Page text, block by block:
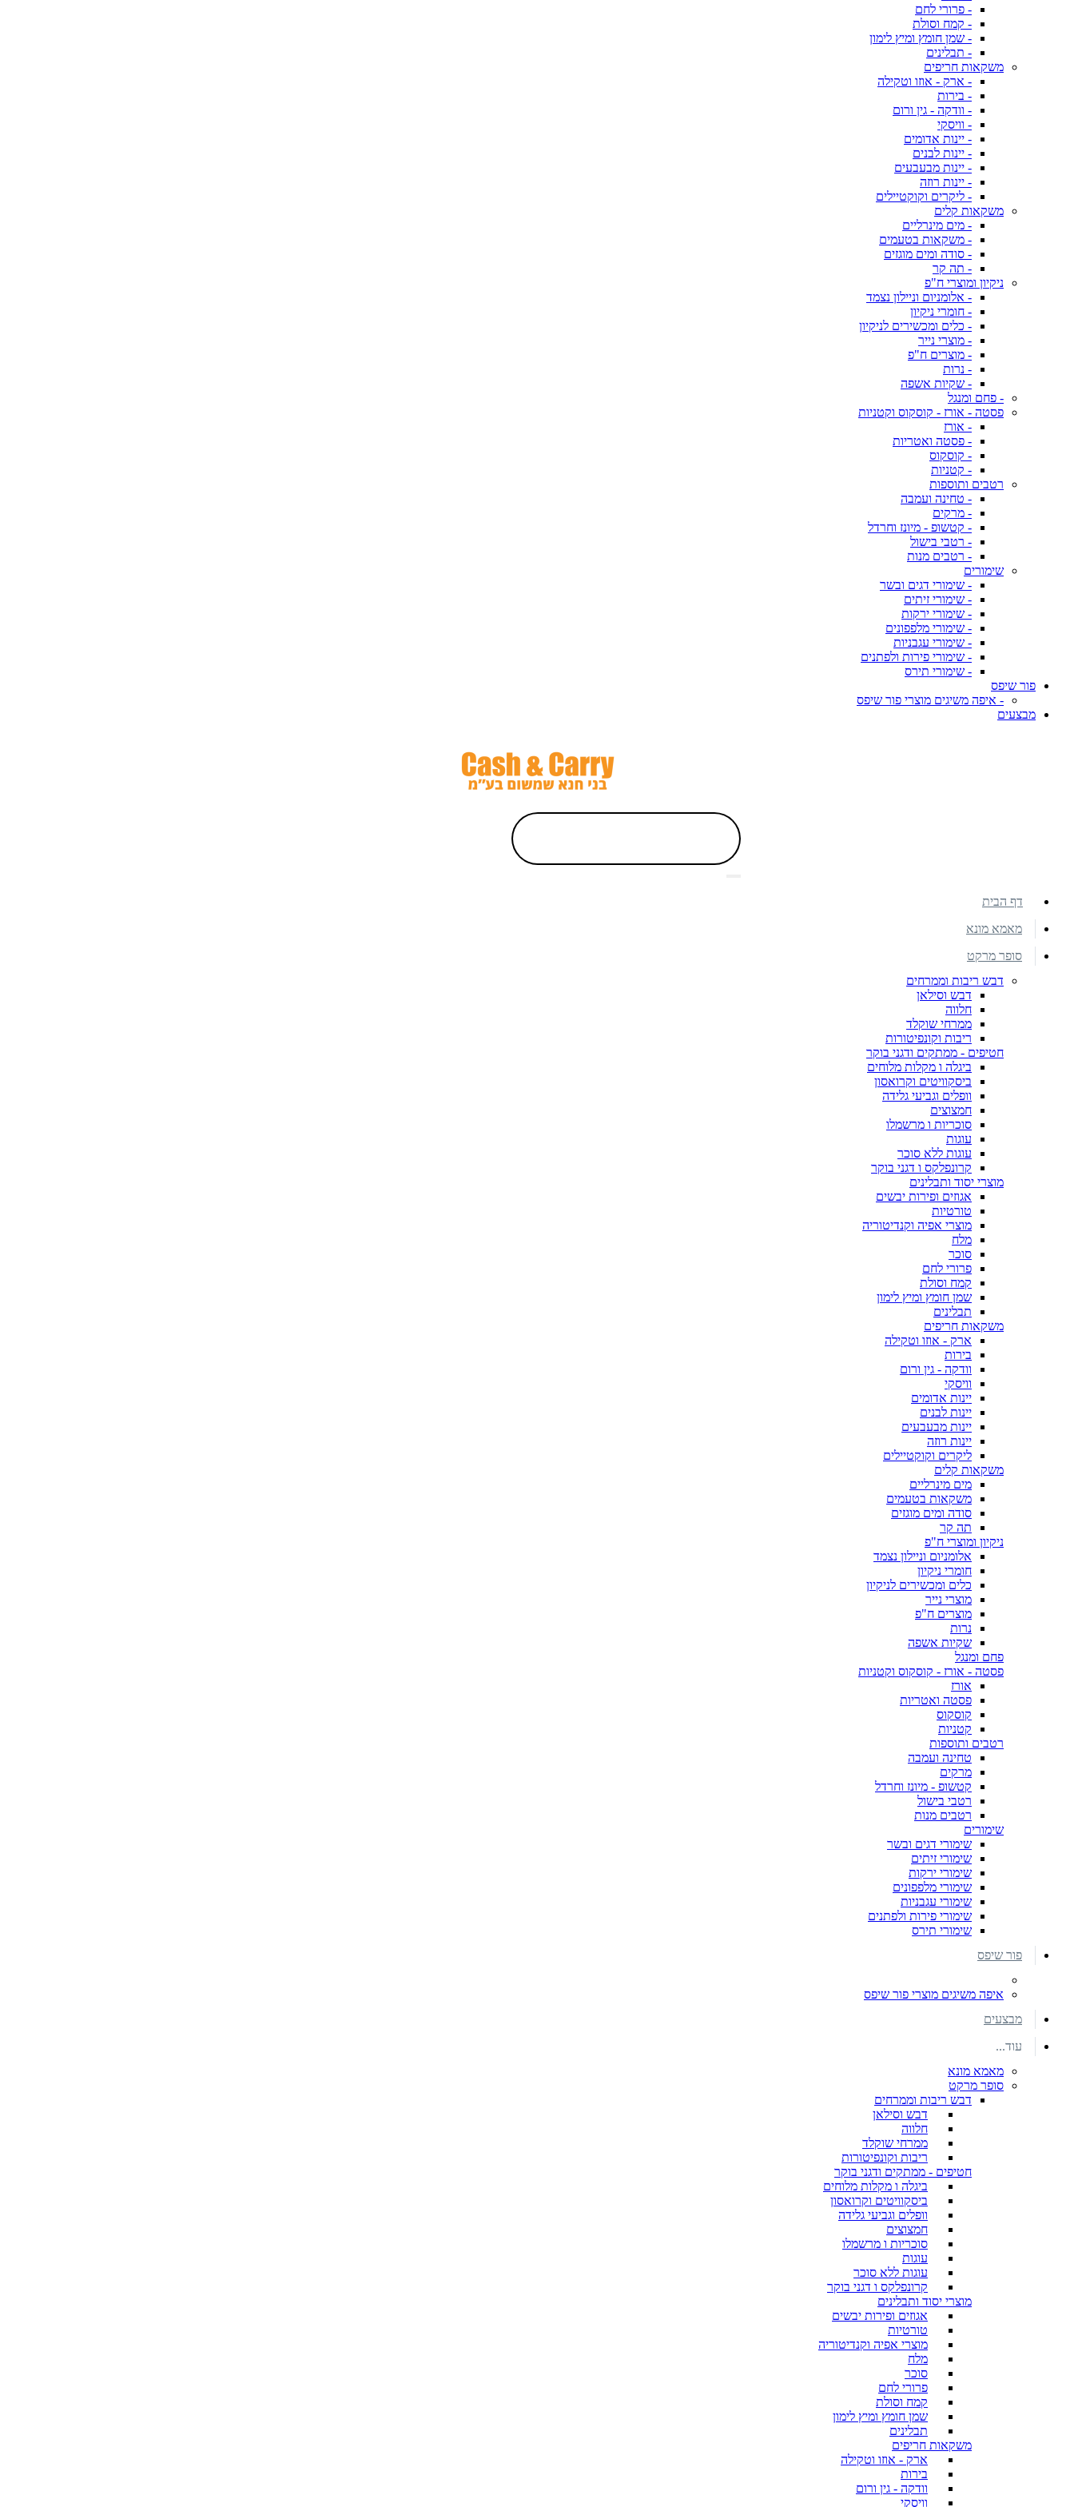
- פרורי לחם
- קמח וסולת
- שמן חומץ ומיץ לימון
- תבלינים
משקאות חריפים
- ארק - אוזו וטקילה
- בירות
- וודקה - גין ורום
- וויסקי
- יינות אדומים
- יינות לבנים
- יינות מבעבעים
- יינות רוזה
- ליקרים וקוקטיילים
משקאות קלים
- מים מינרליים
- משקאות בטעמים
- סודה ומים מוגזים
- תה קר
ניקיון ומוצרי ח"פ
- אלומניום וניילון נצמד
- חומרי ניקיון
- כלים ומכשירים לניקיון
- מוצרי נייר
- מוצרים ח"פ
- נרות
- שקיות אשפה
- פחם ומנגל
פסטה - אורז - קוסקוס וקטניות
- אורז
- פסטה ואטריות
- קוסקוס
- קטניות
רטבים ותוספות
- טחינה ועמבה
- מרקים
- קטשופ - מיונז וחרדל
- רטבי בישול
- רטבים מנות
שימורים
- שימורי דגים ובשר
- שימורי זיתים
- שימורי ירקות
- שימורי מלפפונים
- שימורי עגבניות
- שימורי פירות ולפתנים
- שימורי תירס
פור שיפס
- איפה משיגים מוצרי פור שיפס
מבצעים
דף הבית
מאמא מונא
סופר מרקט
דבש ריבות וממרחים
דבש וסילאן
חלווה
ממרחי שוקלד
ריבות וקונפיטורות
חטיפים - ממתקים ודגני בוקר
ביגלה ו מקלות מלוחים
ביסקוויטים וקרואסון
וופלים וגביעי גלידה
חמצוצים
סוכריות ו מרשמלו
עוגות
עוגות ללא סוכר
קרונפלקס ו דגני בוקר
מוצרי יסוד ותבלינים
אגוזים ופירות יבשים
טורטיות
מוצרי אפיה וקנדיטוריה
מלח
סוכר
פרורי לחם
קמח וסולת
שמן חומץ ומיץ לימון
תבלינים
משקאות חריפים
ארק - אוזו וטקילה
בירות
וודקה - גין ורום
וויסקי
יינות אדומים
יינות לבנים
יינות מבעבעים
יינות רוזה
ליקרים וקוקטיילים
משקאות קלים
מים מינרליים
משקאות בטעמים
סודה ומים מוגזים
תה קר
ניקיון ומוצרי ח"פ
אלומניום וניילון נצמד
חומרי ניקיון
כלים ומכשירים לניקיון
מוצרי נייר
מוצרים ח"פ
נרות
שקיות אשפה
פחם ומנגל
פסטה - אורז - קוסקוס וקטניות
אורז
פסטה ואטריות
קוסקוס
קטניות
רטבים ותוספות
טחינה ועמבה
מרקים
קטשופ - מיונז וחרדל
רטבי בישול
רטבים מנות
שימורים
שימורי דגים ובשר
שימורי זיתים
שימורי ירקות
שימורי מלפפונים
שימורי עגבניות
שימורי פירות ולפתנים
שימורי תירס
פור שיפס
איפה משיגים מוצרי פור שיפס
מבצעים
עוד...
מאמא מונא
סופר מרקט
דבש ריבות וממרחים
דבש וסילאן
חלווה
ממרחי שוקלד
ריבות וקונפיטורות
חטיפים - ממתקים ודגני בוקר
ביגלה ו מקלות מלוחים
ביסקוויטים וקרואסון
וופלים וגביעי גלידה
חמצוצים
סוכריות ו מרשמלו
עוגות
עוגות ללא סוכר
קרונפלקס ו דגני בוקר
מוצרי יסוד ותבלינים
אגוזים ופירות יבשים
טורטיות
מוצרי אפיה וקנדיטוריה
מלח
סוכר
פרורי לחם
קמח וסולת
שמן חומץ ומיץ לימון
תבלינים
משקאות חריפים
ארק - אוזו וטקילה
בירות
וודקה - גין ורום
וויסקי